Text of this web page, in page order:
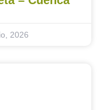
2026